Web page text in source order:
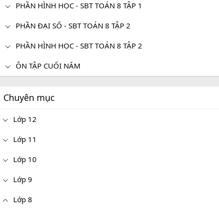
PHẦN HÌNH HỌC - SBT TOÁN 8 TẬP 1
PHẦN ĐẠI SỐ - SBT TOÁN 8 TẬP 2
PHẦN HÌNH HỌC - SBT TOÁN 8 TẬP 2
ÔN TẬP CUỐI NĂM
Chuyên mục
Lớp 12
Lớp 11
Lớp 10
Lớp 9
Lớp 8